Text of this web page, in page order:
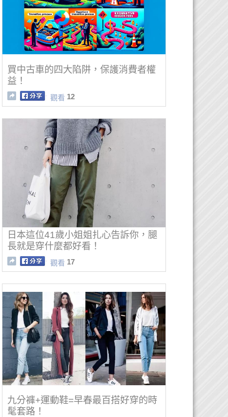
買中古車的四大陷阱，保護消費者權
益！
觀看 12
日本這位41歲小姐姐扎心告訴你，腿
長就是穿什麼都好看！
觀看 17
九分褲+運動鞋=早春最百搭好穿的時
髦套路！